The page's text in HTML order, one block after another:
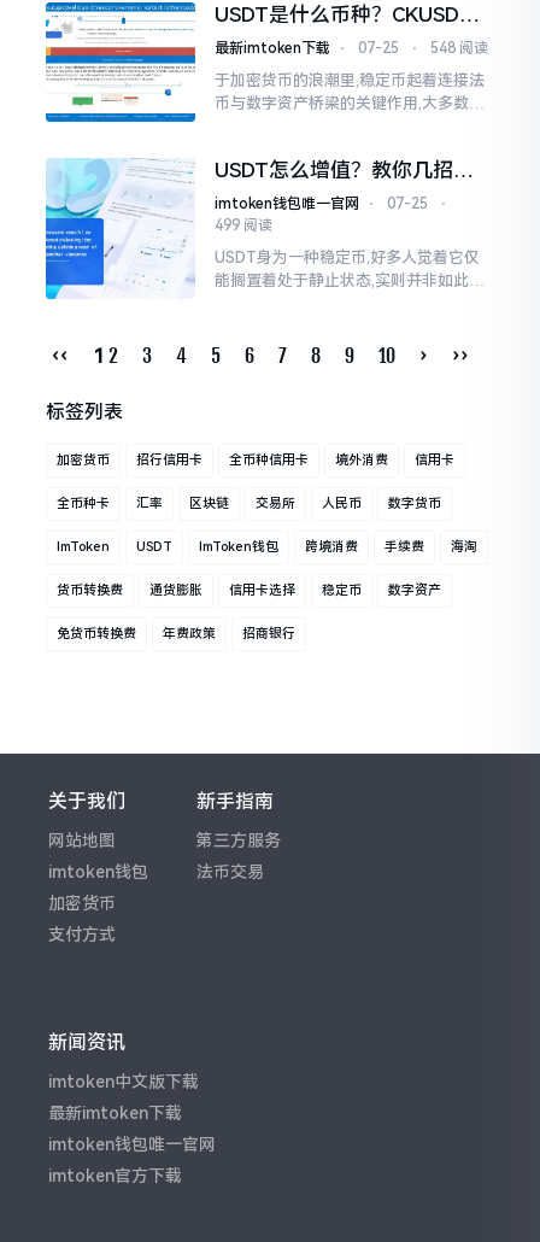
锚定美元。
USDT是什么币种？CKUSD又
是什么？一文讲清稳定币真相
最新imtoken下载 ⋅ 07-25 ⋅ 548 阅读
于加密货币的浪潮里,稳定币起着连接法
币与数字资产桥梁的关键作用,大多数人
值”的代币,其中
USDT怎么增值？教你几招让
稳定币也赚钱
imtoken钱包唯一官网 ⋅ 07-25
⋅
499 阅读
USDT身为一种稳定币,好多人觉着它仅
能搁置着处于静止状态,实则并非如此这
生成收益。说实在的
‹‹ 1 2 3 4 5 6 7 8 9 10 › ››
标签列表
加密货币 招行信用卡 全币种信用卡 境外消费 信用卡
全币种卡 汇率 区块链 交易所 人民币 数字货币
ImToken USDT ImToken钱包 跨境消费 手续费 海淘
货币转换费 通货膨胀 信用卡选择 稳定币 数字资产
免货币转换费 年费政策 招商银行
关于我们
网站地图
imtoken钱包
加密货币
支付方式
新手指南
第三方服务
法币交易
新闻资讯
imtoken中文版下载
最新imtoken下载
imtoken钱包唯一官网
imtoken官方下载